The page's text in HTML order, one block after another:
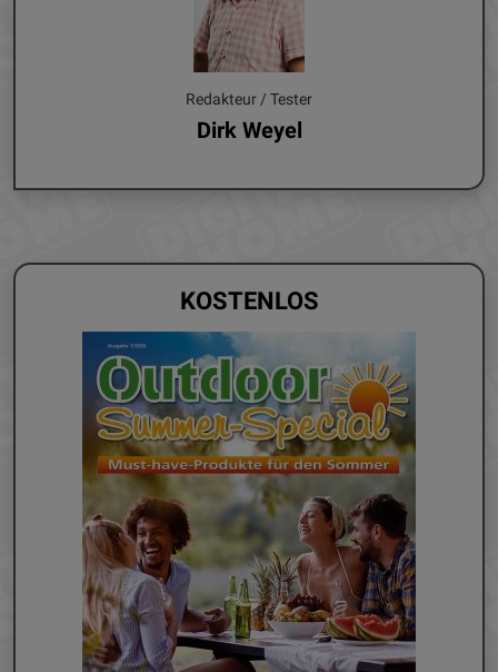
Redakteur / Tester
Dirk Weyel
KOSTENLOS